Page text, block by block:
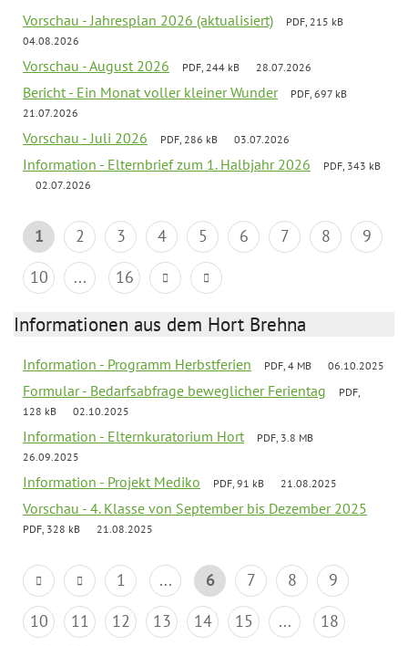
Vorschau - Jahresplan 2026 (aktualisiert)
PDF, 215 kB
04.08.2026
Vorschau - August 2026 PDF, 244 kB 28.07.2026
Bericht - Ein Monat voller kleiner Wunder
PDF, 697 kB
21.07.2026
Vorschau - Juli 2026 PDF, 286 kB 03.07.2026
Information - Elternbrief zum 1. Halbjahr 2026
PDF, 343 kB
02.07.2026
1 2 3 4 5 6 7 8
9
10
... 16
Informationen aus dem Hort Brehna
Information - Programm Herbstferien PDF, 4 MB 06.10.2025
Formular - Bedarfsabfrage beweglicher Ferientag
PDF,
128 kB
02.10.2025
Information - Elternkuratorium Hort
PDF, 3.8 MB
26.09.2025
Information - Projekt Mediko PDF, 91 kB 21.08.2025
Vorschau - 4. Klasse von September bis Dezember 2025
PDF, 328 kB 21.08.2025
1 ... 6 7 8
9
10
11 12 13 14 15 ... 18